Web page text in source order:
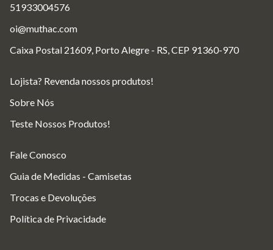
51933004576
oi@muthac.com
Caixa Postal 21609, Porto Alegre - RS, CEP 91360-970
Lojista? Revenda nossos produtos!
Sobre Nós
Teste Nossos Produtos!
Fale Conosco
Guia de Medidas - Camisetas
Trocas e Devoluções
Política de Privacidade